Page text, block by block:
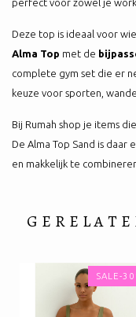
perfect voor zowel je
Deze top is ideaal voor
Alma Top met de
complete gym set die er
keuze voor sporten,
Bij Rumah shop je items
De Alma Top Sand is
en makkelijk te
SALE-